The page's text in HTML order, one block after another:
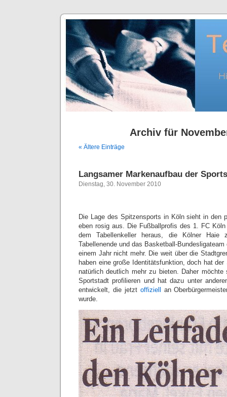
Archiv für
« Ältere Einträge
Langsamer Markenaufbau der
Dienstag, 30. November 2010
Die Lage des Spitzensports in Köln sieht in den
eben rosig aus. Die Fußballprofis des 1. FC
dem Tabellenkeller heraus, die Kölner
Tabellenende und das Basketball-
einem Jahr nicht mehr. Die weit über die
haben eine große Identitätsfunktion, doch hat
natürlich deutlich mehr zu bieten. Daher
Sportstadt profilieren und hat dazu unter
entwickelt, die jetzt offiziell
an
wurde.